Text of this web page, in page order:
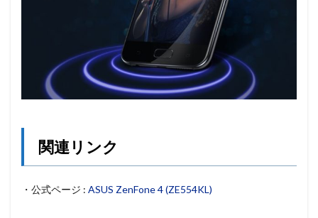
関連リンク
・公式ページ : ASUS ZenFone 4 (ZE554KL)